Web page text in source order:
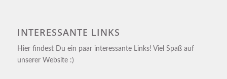
INTERESSANTE LINKS
Hier findest Du ein paar interessante Links! Viel Spaß auf
unserer Website :)